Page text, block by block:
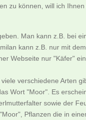
zu können, will ich
Man kann z.B. bei
kann z.B. nur mit
Webseite nur "Käfer"
verschiedene Arten
Wort "Moor". Es
sowie der
Pflanzen die in